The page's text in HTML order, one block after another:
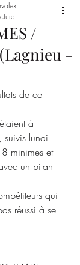
/
-
de ce
à
suivis lundi
minimes et
un bilan
qui
réussi à se